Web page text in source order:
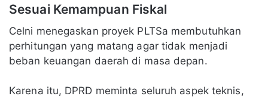
Sesuai Kemampuan Fiskal
Celni menegaskan proyek PLTSa membutuhkan
perhitungan yang matang agar tidak menjadi
beban keuangan daerah di masa depan.
Karena itu, DPRD meminta seluruh aspek teknis,